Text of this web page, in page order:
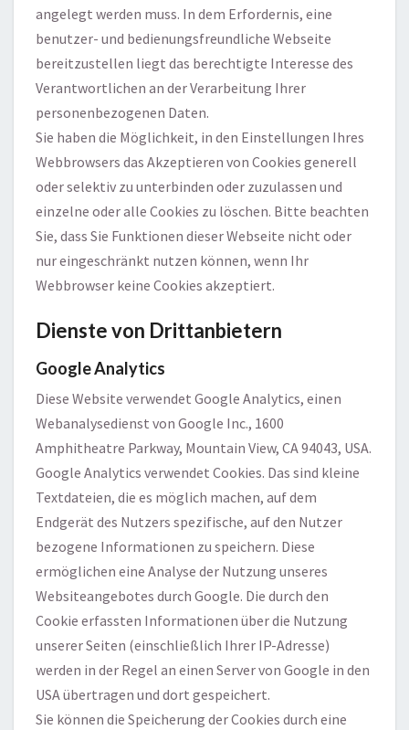
angelegt werden muss. In dem Erfordernis, eine
benutzer- und bedienungsfreundliche Webseite
bereitzustellen liegt das berechtigte Interesse des
Verantwortlichen an der Verarbeitung Ihrer
personenbezogenen Daten.
Sie haben die Möglichkeit, in den Einstellungen Ihres
Webbrowsers das Akzeptieren von Cookies generell
oder selektiv zu unterbinden oder zuzulassen und
einzelne oder alle Cookies zu löschen. Bitte beachten
Sie, dass Sie Funktionen dieser Webseite nicht oder
nur eingeschränkt nutzen können, wenn Ihr
Webbrowser keine Cookies akzeptiert.
Dienste von Drittanbietern
Google Analytics
Diese Website verwendet Google Analytics, einen
Webanalysedienst von Google Inc., 1600
Amphitheatre Parkway, Mountain View, CA 94043, USA.
Google Analytics verwendet Cookies. Das sind kleine
Textdateien, die es möglich machen, auf dem
Endgerät des Nutzers spezifische, auf den Nutzer
bezogene Informationen zu speichern. Diese
ermöglichen eine Analyse der Nutzung unseres
Websiteangebotes durch Google. Die durch den
Cookie erfassten Informationen über die Nutzung
unserer Seiten (einschließlich Ihrer IP-Adresse)
werden in der Regel an einen Server von Google in den
USA übertragen und dort gespeichert.
Sie können die Speicherung der Cookies durch eine